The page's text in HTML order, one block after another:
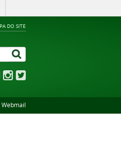
DO SITE
Webmail